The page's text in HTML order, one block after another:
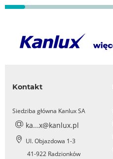
Kontakt
Siedziba główna Kanlux SA
ka...x@kanlux.pl
Ul. Objazdowa 1-3
41-922 Radzionków